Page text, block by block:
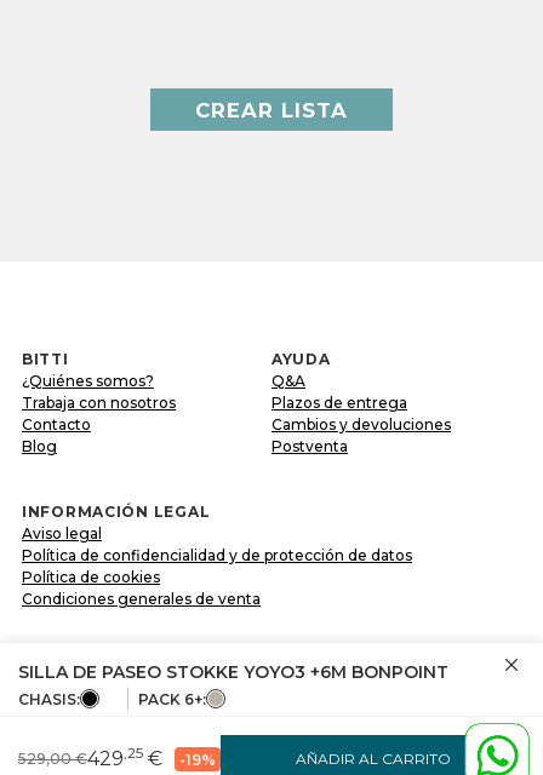
CREAR LISTA
SILLA DE PASEO STOKKE YOYO3 +6M BONPOINT
CHASIS: PACK 6+:
529,00 €429,25 € -19% AÑADIR AL CARRITO
BITTI
¿Quiénes somos?
Trabaja con nosotros
Contacto
Blog
AYUDA
Q&A
Plazos de entrega
Cambios y devoluciones
Postventa
INFORMACIÓN LEGAL
Aviso legal
Política de confidencialidad y de protección de datos
Política de cookies
Condiciones generales de venta
SÍGUENOS EN
Comparte tu experiencia con nosotros a través de
#BITTIBEBE